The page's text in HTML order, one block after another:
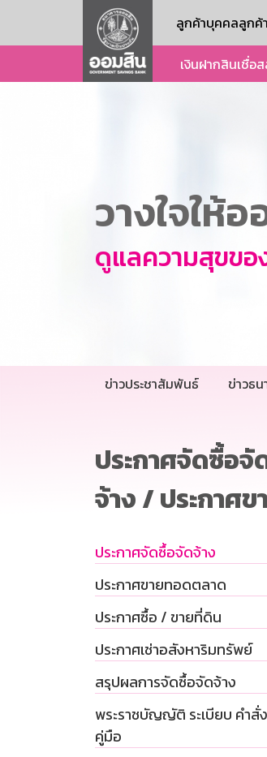
ลูกค้าบุคคลลูกค้
เงินฝากสินเชื่อ
วางใจให้
ดูแลความสุขข
ข่าวประชาสัมพันธ์ ข่าวธน
ประกาศจัดซื้อจั
จ้าง / ประกาศข
ประกาศจัดซื้อจัดจ้าง
ประกาศขายทอดตลาด
ประกาศซื้อ / ขายที่ดิน
ประกาศเช่าอสังหาริมทรัพย์
สรุปผลการจัดซื้อจัดจ้าง
พระราชบัญญัติ ระเบียบ คำสั่
คู่มือ